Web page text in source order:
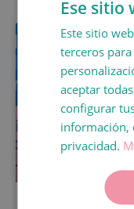
Ese sitio
Este sitio
terceros
aceptar
configurar
información,
privacidad.